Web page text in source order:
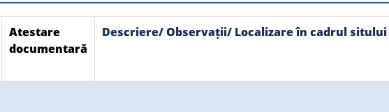
Atestare
documentară
Descriere/ Observații/ Localizare în cadrul sitului